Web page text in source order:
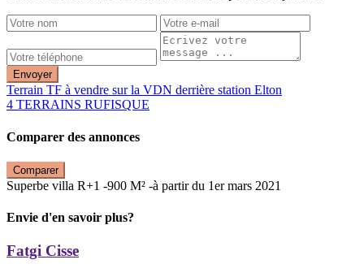
Envoyer
Terrain TF à vendre sur la VDN derrière station Elton
4 TERRAINS RUFISQUE
Comparer des annonces
Comparer
Superbe villa R+1 -900 M² -à partir du 1er mars 2021
Envie d'en savoir plus?
Fatgi Cisse